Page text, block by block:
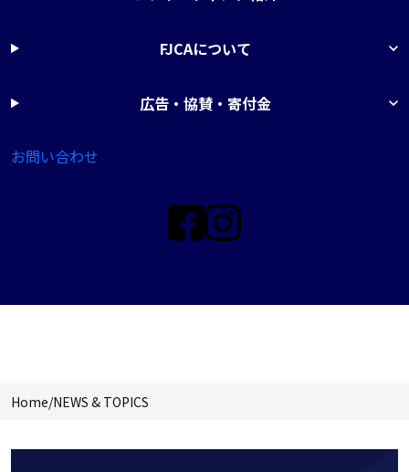
FJCAについて
広告・協賛・寄付金
お問い合わせ
Home/NEWS & TOPICS